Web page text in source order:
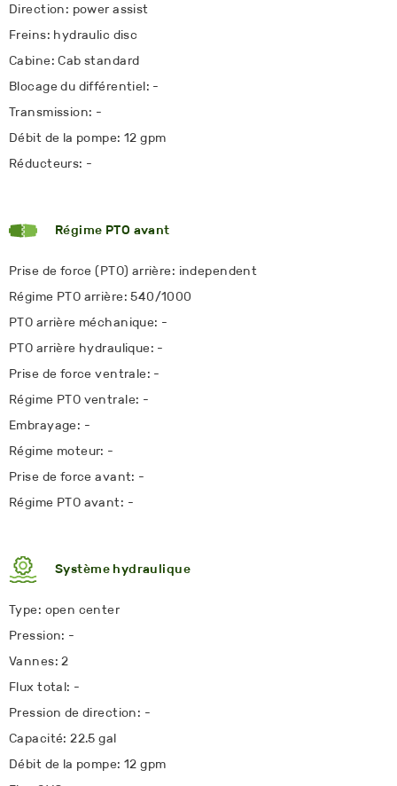
Direction: power assist
Freins: hydraulic disc
Cabine: Cab standard
Blocage du différentiel: -
Transmission: -
Débit de la pompe: 12 gpm
Réducteurs: -
Régime PTO avant
Prise de force (PTO) arrière: independent
Régime PTO arrière: 540/1000
PTO arrière méchanique: -
PTO arrière hydraulique: -
Prise de force ventrale: -
Régime PTO ventrale: -
Embrayage: -
Régime moteur: -
Prise de force avant: -
Régime PTO avant: -
Système hydraulique
Type: open center
Pression: -
Vannes: 2
Flux total: -
Pression de direction: -
Capacité: 22.5 gal
Débit de la pompe: 12 gpm